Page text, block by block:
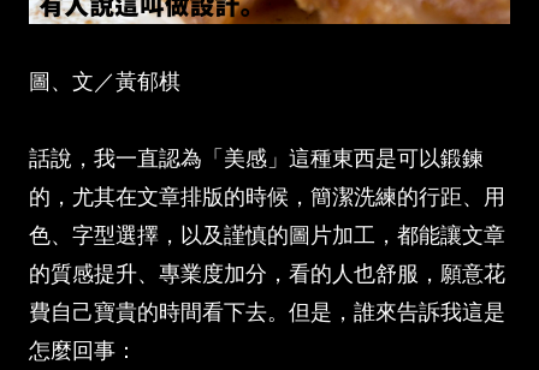
圖、文／黃郁棋
話說，我一直認為「美感」這種東西是可以鍛鍊
的，尤其在文章排版的時候，簡潔洗練的行距、用
色、字型選擇，以及謹慎的圖片加工，都能讓文章
的質感提升、專業度加分，看的人也舒服，願意花
費自己寶貴的時間看下去。但是，誰來告訴我這是
怎麼回事：